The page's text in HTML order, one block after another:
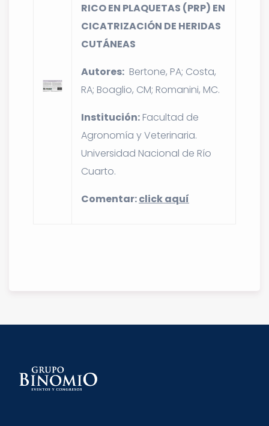
RICO EN PLAQUETAS (PRP) EN
CICATRIZACIÓN DE HERIDAS
CUTÁNEAS
Autores: Bertone, PA; Costa,
RA; Boaglio, CM; Romanini, MC.
Institución: Facultad de
Agronomía y Veterinaria.
Universidad Nacional de Río
Cuarto.
Comentar:click aquí